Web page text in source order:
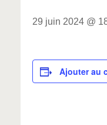
29 juin 2024 @
Ajouter au